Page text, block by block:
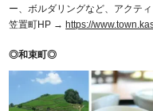
ー、ボルダリングなど、アクテ
笠置町HP → https://
◎和束町◎